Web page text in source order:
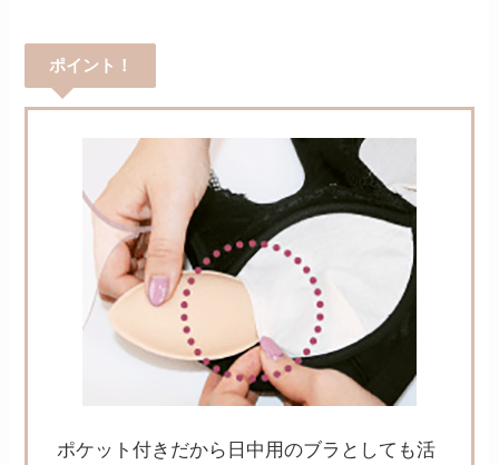
ポイント！
ポケット付きだから日中用のブラとしても活